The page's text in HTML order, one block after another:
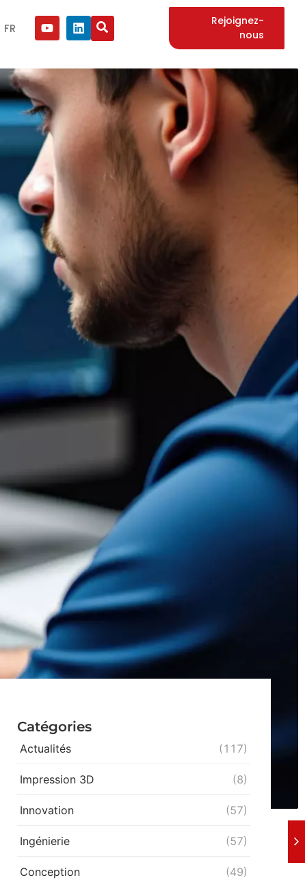
FR
Rejoignez-
nous
Catégories
Actualités (117)
Impression 3D (8)
Innovation (57)
Ingénierie (57)
Conception (49)